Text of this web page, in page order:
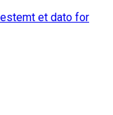
et dato for